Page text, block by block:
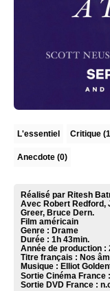
L'essentiel Critique
Anecdote (0)
Réalisé par Ritesh
Avec Robert Redford,
Greer, Bruce Dern.
Film américain
Genre : Drame
Durée : 1h 43min.
Année de production :
Titre français : Nos
Musique : Elliot
Sortie Cinéma France :
Sortie DVD France :